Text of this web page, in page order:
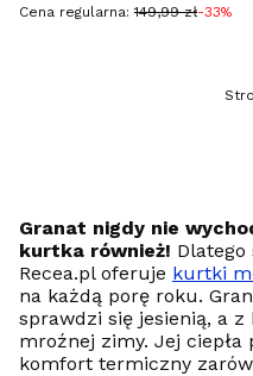
Cena regularna: 149,99 zł-33%
Granat nigdy nie
kurtka również!
Recea.pl oferuje kurtki
na każdą porę roku.
sprawdzi się jesienią, a
mroźnej zimy. Jej
komfort termiczny